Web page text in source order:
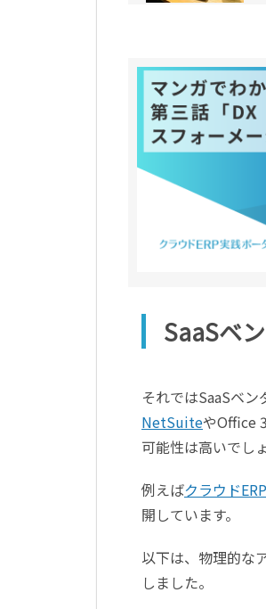
SaaSベ
それではSaaSベ
NetSuiteやOffice
可能性は高いでしょ
例えばクラウドERP
開しています。
以下は、物理的な
しました。